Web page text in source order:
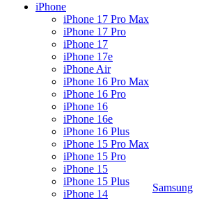
iPhone
iPhone 17 Pro Max
iPhone 17 Pro
iPhone 17
iPhone 17e
iPhone Air
iPhone 16 Pro Max
iPhone 16 Pro
iPhone 16
iPhone 16e
iPhone 16 Plus
iPhone 15 Pro Max
iPhone 15 Pro
iPhone 15
iPhone 15 Plus
iPhone 14
Samsung